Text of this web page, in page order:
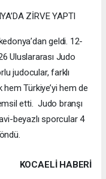
ZİRVE YAPTI
geldi. 12-
Uluslararası Judo
judocular, farklı
Türkiye’yi hem de
etti. Judo branşı
beyazlı sporcular 4
KOCAELI HABERİ